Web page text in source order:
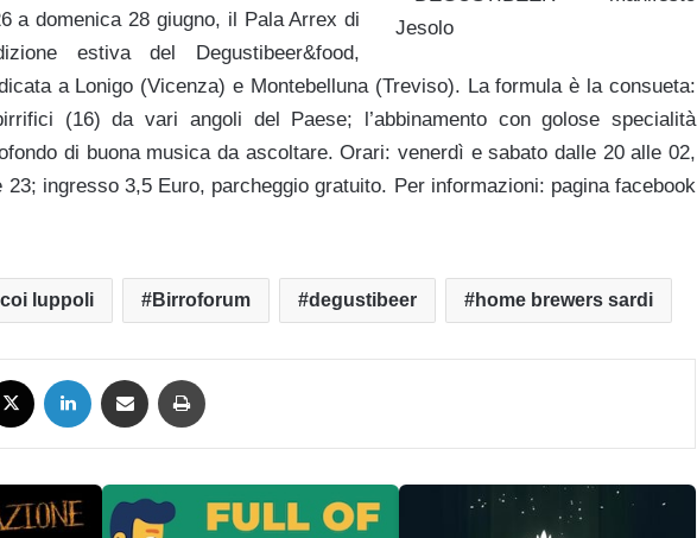
a domenica 28 giugno, il Pala Arrex di
estiva del Degustibeer&food,
a Lonigo (Vicenza) e Montebelluna (Treviso). La formula è la consueta:
(16) da vari angoli del Paese; l’abbinamento con golose specialità
di buona musica da ascoltare. Orari: venerdì e sabato dalle 20 alle 02,
23; ingresso 3,5 Euro, parcheggio gratuito. Per informazioni: pagina facebook
luppoli Birroforum degustibeer home brewers sardi
LinkedIn Condividi via mail